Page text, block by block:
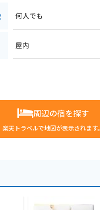
何人でも
屋内
周辺の宿を探す
楽天トラベルで地図が表示されます。